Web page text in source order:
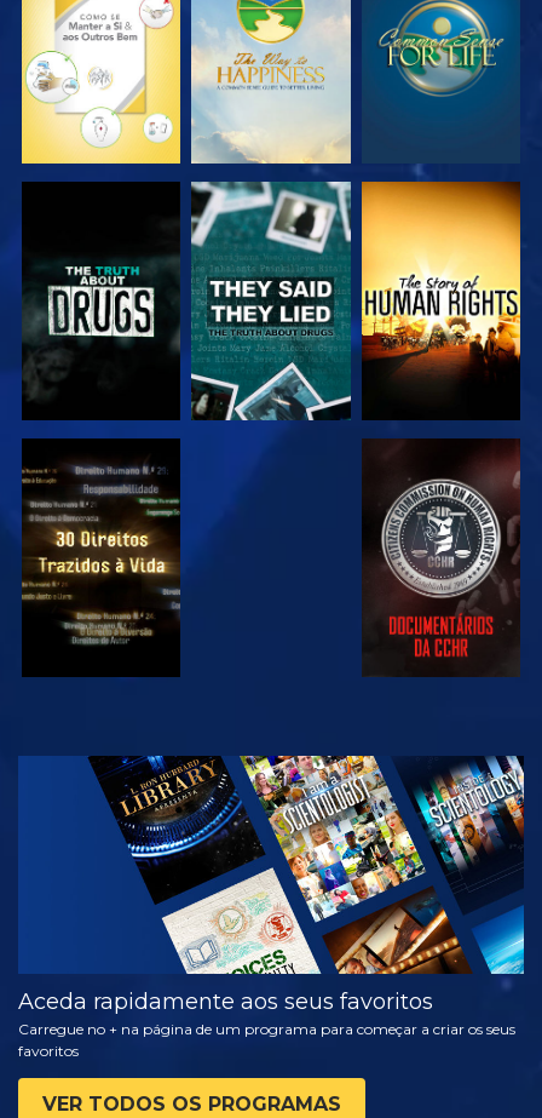
VER VER
VER VER
VER
EXPLORAR A
SÉRIE
Aceda rapidamente aos seus favoritos
Carregue no + na página de um programa para começar a criar os seus
favoritos
VER TODOS OS PROGRAMAS